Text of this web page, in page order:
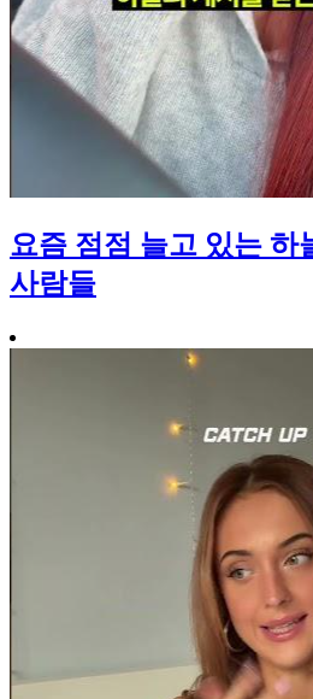
요즘 점점 늘고 있는 하
사람들